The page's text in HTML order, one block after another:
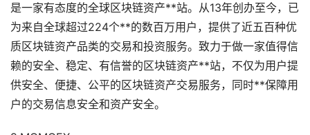
是一家有态度的全球区块链资产**站。从13年创办至今，已
为来自全球超过224个**的数百万用户，提供了近五百种优
质区块链资产品类的交易和投资服务。致力于做一家值得信
赖的安全、稳定、有信誉的区块链资产**站，不仅为用户提
供安全、便捷、公平的区块链资产交易服务，同时**保障用
户的交易信息安全和资产安全。